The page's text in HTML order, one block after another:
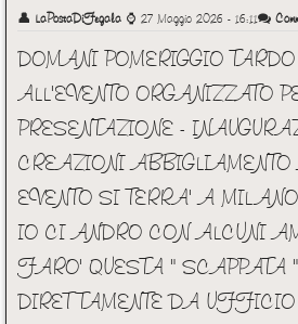
👤 LaPostaDiFegala ⌚ 27 Maggio 2026 - 16:11
DOMANI POMERIGGIO
ALL'EVENTO ORGANIZZATO
PRESENTAZIONE -
CREAZIONI ABBIGLIAMENTO
EVENTO SI TERRA' A
IO CI ANDRO CON ALCUNI
FARO' QUESTA " SCAPPATA
DIRETTAMENTE DA